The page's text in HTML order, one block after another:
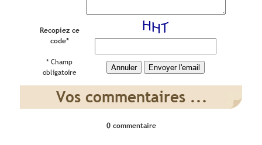
Recopiez ce
code*
* Champ
obligatoire
Vos commentaires ...
0 commentaire